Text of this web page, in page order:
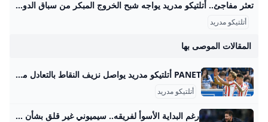
تعثر مفاجئ.. أتلتيكو مدريد يواجه شبح الخروج المبكر من سباق الدوري الإسباني – جريدة مانشيت يعيش أتلتيكو مدريد بداية هي الأسوأ له في الدوري الإسباني منذ سنوات، بعدما جمع نقطتين فقط من أصل تسع ممكنة، ليجد الفريق نفسه في موقف حرج ويواجه ضغوطًا متزايدة اقرأ أيضًا:تحذير ناري.. المقاولون العرب يكشف عن أزمة تهدد استكمال الدوري هذا الموسم أسباب تراجع أداء أتلتيكو مدريد المتشابكة بحسب تقرير نشرته صحيفة “آس” الإسبانية، يعاني الفريق الإسباني من عدة أزمات متشابكة أدت إلى هذا التراجع الملحوظ. هذه المشاكل لا تقتصر على جانب واحد، بل تشمل جوانب فنية وتكتيكية ومعنوية، مما أثر بشكل كبير على هوية الفريق داخل الملعب.
أتلتيكو مدريد
المقالات الموصى بها
PANET أتلتيكو مدريد يواصل نزيف النقاط بالتعادل مع ألافيس ×° القدس الجليل الاعلى المروج الشمالية الناصرة المثلث الشمالي المثلث الجنوبي النقب صفد رام الله نابلس جنين الخليل اريحا بيت لحم طولكرم قلقيلية غزة حيفا عكا يافا ايلات - محتوى ، بانيت نص الخبر باشتراك تمويلي من معلن خارجي ركلة جزاء في الوقت بدل الضائع تمنح يونايتد فوزا مثيرا على بيرنلي محتوى ، بانيت نص الخبر باشتراك تمويلي من معلن خارجي ليفركوزن يفرط في الفوز أمام بريمن ويواصل تفادي الهزائم خارج ملعبه محتوى ، بانيت نص الخبر باشتراك تمويلي من معلن خارجي تحت أنظار جارناتشو.
أتلتيكو مدريد
رغم البداية الأسوأ لفريقه.. سيميوني غير قلق بشأن أتلتيكو مدريد القاهرة الاخبارية أكد دييجو سيميوني، مدرب أتلتيكو مدريد، أنه لا يشعر بالقلق بعد أسوأ بداية لفريقه في 14 عامًا قضاها مع الفريق عقب التعادل 1-1 مع ألافيس لتمتد سلسلة مبارياته الثلاث الخالية من الانتصارات في الدوري الإسباني ٣١ أغسطس ٢٠٢٥|١٠:٢٧ ص مشاركة :